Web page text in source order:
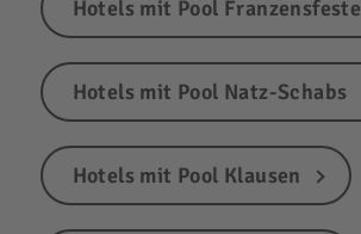
Hotels mit Pool Franzensfeste
Hotels mit Pool Natz-Schabs
Hotels mit Pool Klausen